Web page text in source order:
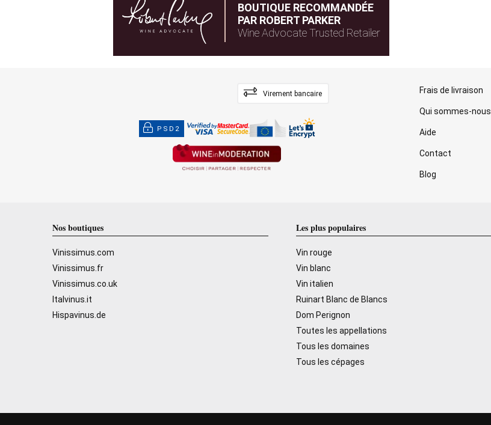
BOUTIQUE RECOMMANDÉE
PAR ROBERT PARKER
Wine Advocate Trusted Retailer
Virement bancaire
PSD2
Frais de livraison
Qui sommes-nous
Aide
Contact
Blog
Nos boutiques
Vinissimus.com
Vinissimus.fr
Vinissimus.co.uk
Italvinus.it
Hispavinus.de
Les plus populaires
Vin rouge
Vin blanc
Vin italien
Ruinart Blanc de Blancs
Dom Perignon
Toutes les appellations
Tous les domaines
Tous les cépages